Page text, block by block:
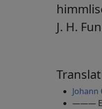
J. H.
Johann
———